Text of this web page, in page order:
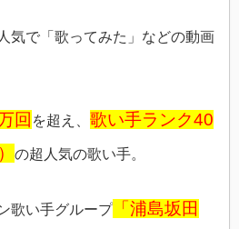
気で「歌ってみた」などの動画
回 を超え、 歌い手ランク40
の超人気の歌い手。
歌い手グループ
「浦島坂田